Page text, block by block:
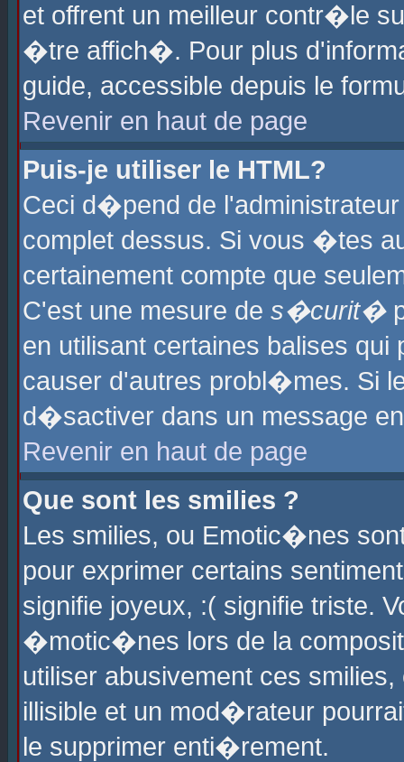
et offrent un meilleur contr�le
�tre affich�. Pour plus
guide, accessible depuis le
Revenir en haut de page
Puis-je utiliser le HTML?
Ceci d�pend de
complet dessus. Si vous �tes
certainement compte que
C'est une mesure de s�curit�
en utilisant certaines balises
causer d'autres probl�mes. Si
d�sactiver dans un message
Revenir en haut de page
Que sont les smilies ?
Les smilies, ou Emotic�nes
pour exprimer certains
signifie joyeux, :( signifie triste.
�motic�nes lors de la
utiliser abusivement ces
illisible et un mod�rateur
le supprimer enti�rement.